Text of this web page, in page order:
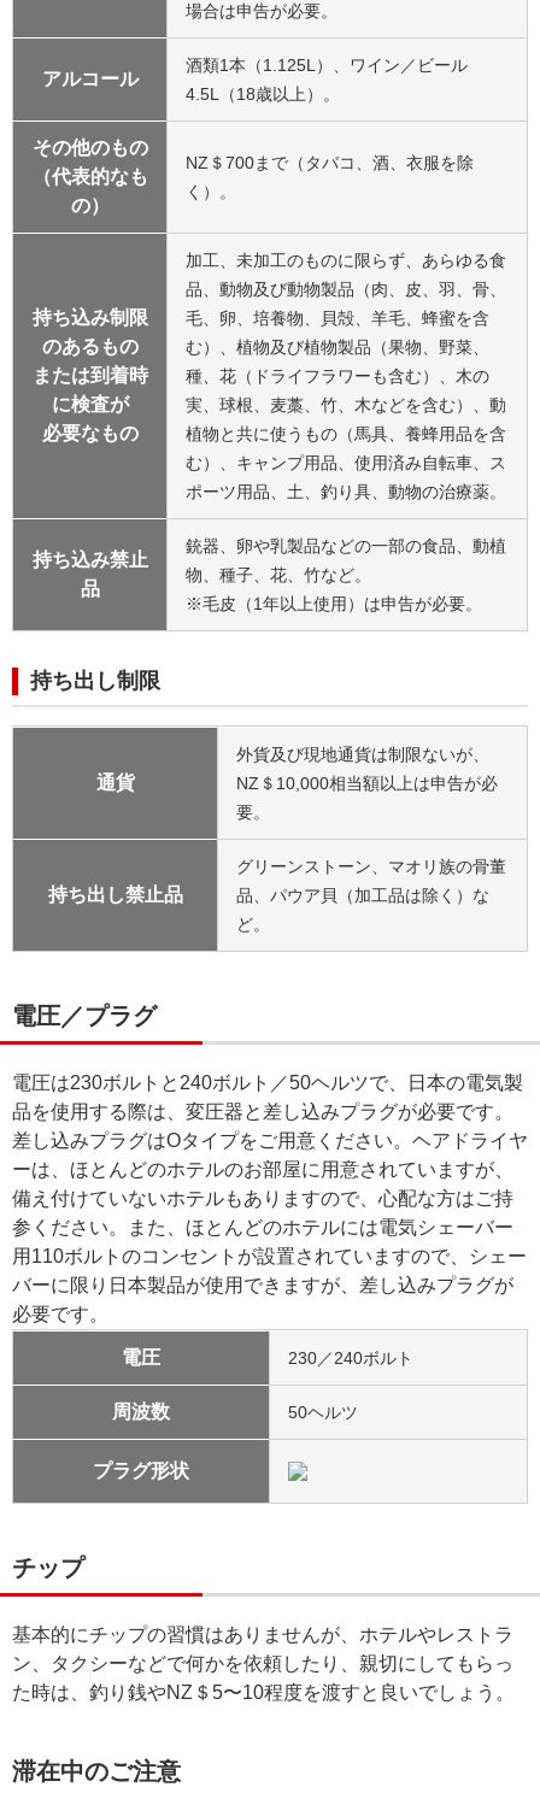
場合は申告が必要。
アルコール
酒類1本（1.125L）、ワイン／ビール
4.5L（18歳以上）。
その他のもの
（代表的なも
の）
NZ＄700まで（タバコ、酒、衣服を除
く）。
持ち込み制限
のあるもの
または到着時
に検査が
必要なもの
加工、未加工のものに限らず、あらゆる食
品、動物及び動物製品（肉、皮、羽、骨、
毛、卵、培養物、貝殻、羊毛、蜂蜜を含
む）、植物及び植物製品（果物、野菜、
種、花（ドライフラワーも含む）、木の
実、球根、麦藁、竹、木などを含む）、動
植物と共に使うもの（馬具、養蜂用品を含
む）、キャンプ用品、使用済み自転車、ス
ポーツ用品、土、釣り具、動物の治療薬。
持ち込み禁止
品
銃器、卵や乳製品などの一部の食品、動植
物、種子、花、竹など。
※毛皮（1年以上使用）は申告が必要。
持ち出し制限
通貨
外貨及び現地通貨は制限ないが、
NZ＄10,000相当額以上は申告が必
要。
持ち出し禁止品
グリーンストーン、マオリ族の骨董
品、パウア貝（加工品は除く）な
ど。
電圧／プラグ
電圧は230ボルトと240ボルト／50ヘルツで、日本の電気製
品を使用する際は、変圧器と差し込みプラグが必要です。
差し込みプラグはOタイプをご用意ください。ヘアドライヤ
ーは、ほとんどのホテルのお部屋に用意されていますが、
備え付けていないホテルもありますので、心配な方はご持
参ください。また、ほとんどのホテルには電気シェーバー
用110ボルトのコンセントが設置されていますので、シェー
バーに限り日本製品が使用できますが、差し込みプラグが
必要です。
電圧 230／240ボルト
周波数 50ヘルツ
プラグ形状
チップ
基本的にチップの習慣はありませんが、ホテルやレストラ
ン、タクシーなどで何かを依頼したり、親切にしてもらっ
た時は、釣り銭やNZ＄5〜10程度を渡すと良いでしょう。
滞在中のご注意